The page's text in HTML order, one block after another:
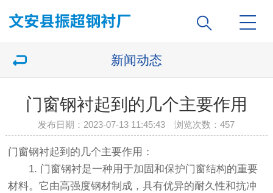
新闻动态
门窗钢衬起到的几个主要作用
发布日期：2023-07-13 11:45:43 浏览次数：457
门窗钢衬起到的几个主要作用：
1. 门窗钢衬是一种用于加固和保护门窗结构的重要
材料。它由高强度钢材制成，具有优异的耐久性和抗冲